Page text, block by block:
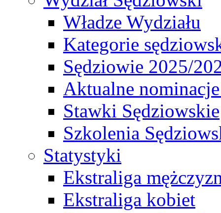
Władze Wydziału
Kategorie
Sędziowie 2025/
Aktualne
Stawki Sędziowskie
Szkolenia
Statystyki
Ekstraliga
Ekstraliga kobiet